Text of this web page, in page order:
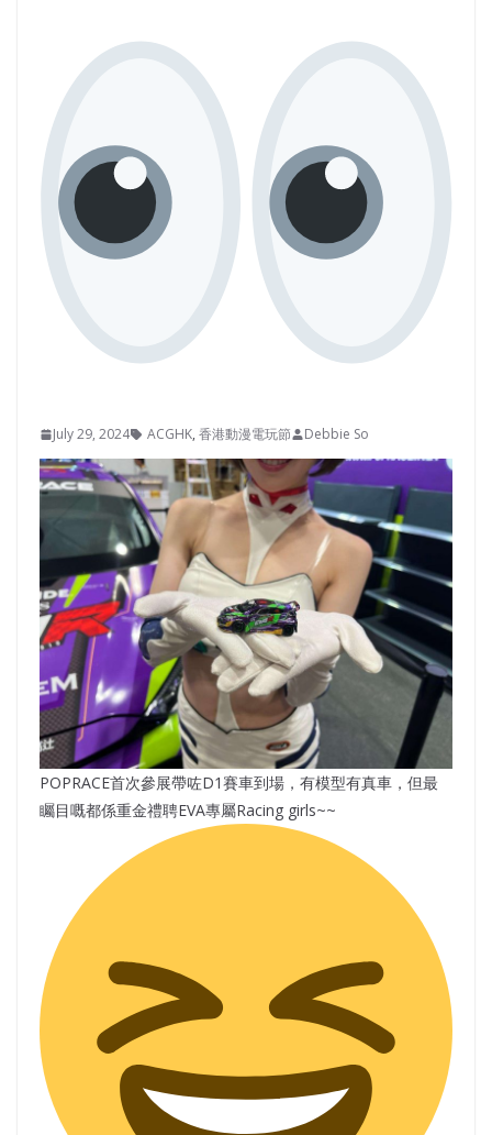
July 29, 2024 ACGHK, 香港動漫電玩節 Debbie So
POPRACE首次參展帶咗D1賽車到場，有模型有真車，但最
矚目嘅都係重金禮聘EVA專屬Racing girls~~